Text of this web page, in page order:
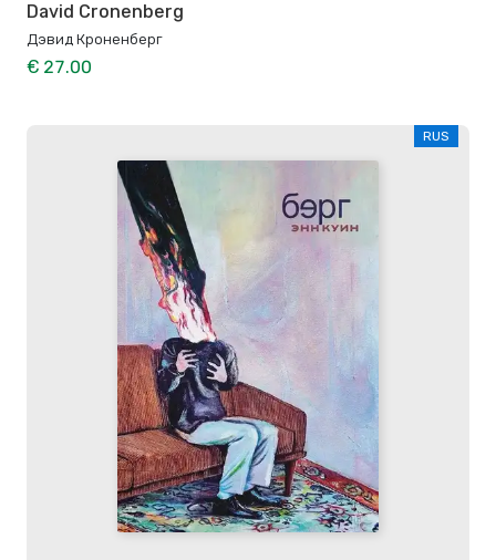
David Cronenberg
Дэвид Кроненберг
€ 27.00
RUS